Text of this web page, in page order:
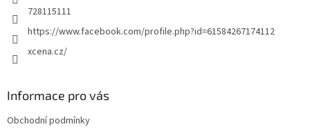
728115111
https://www.facebook.com/profile.php?id=61584267174112
xcena.cz/
Informace pro vás
Obchodní podmínky